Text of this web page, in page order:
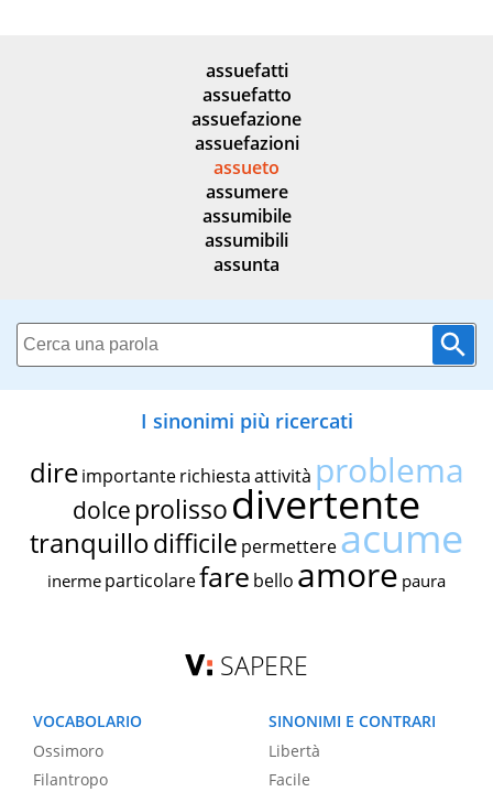
assuefatti
assuefatto
assuefazione
assuefazioni
assueto
assumere
assumibile
assumibili
assunta
I sinonimi più ricercati
dire importante richiestaattività problema
dolce prolissodivertente
tranquillodifficile permettereacume
inerme particolarefare bello amore paura
SAPERE
VOCABOLARIO
Ossimoro
Filantropo
SINONIMI E CONTRARI
Libertà
Facile